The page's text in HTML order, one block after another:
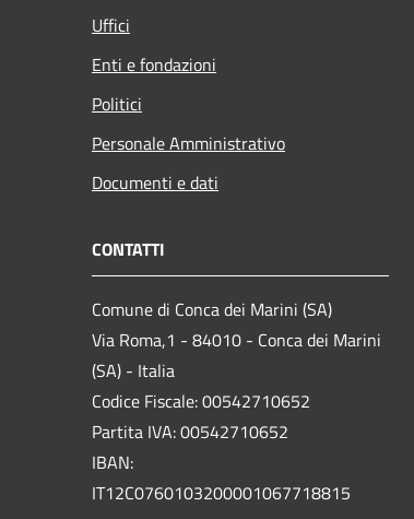
Uffici
Enti e fondazioni
Politici
Personale Amministrativo
Documenti e dati
CONTATTI
Comune di Conca dei Marini (SA)
Via Roma,1 - 84010 - Conca dei Marini
(SA) - Italia
Codice Fiscale: 00542710652
Partita IVA: 00542710652
IBAN:
IT12C0760103200001067718815